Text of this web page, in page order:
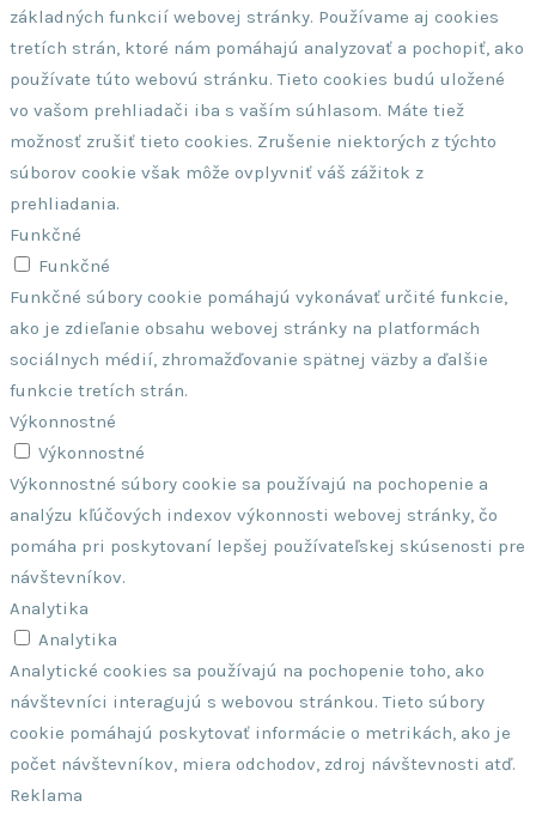
základných funkcií webovej stránky. Používame aj cookies
tretích strán, ktoré nám pomáhajú analyzovať a pochopiť, ako
používate túto webovú stránku. Tieto cookies budú uložené
vo vašom prehliadači iba s vaším súhlasom. Máte tiež
možnosť zrušiť tieto cookies. Zrušenie niektorých z týchto
súborov cookie však môže ovplyvniť váš zážitok z
prehliadania.
Funkčné
Funkčné
Funkčné súbory cookie pomáhajú vykonávať určité funkcie,
ako je zdieľanie obsahu webovej stránky na platformách
sociálnych médií, zhromažďovanie spätnej väzby a ďalšie
funkcie tretích strán.
Výkonnostné
Výkonnostné
Výkonnostné súbory cookie sa používajú na pochopenie a
analýzu kľúčových indexov výkonnosti webovej stránky, čo
pomáha pri poskytovaní lepšej používateľskej skúsenosti pre
návštevníkov.
Analytika
Analytika
Analytické cookies sa používajú na pochopenie toho, ako
návštevníci interagujú s webovou stránkou. Tieto súbory
cookie pomáhajú poskytovať informácie o metrikách, ako je
počet návštevníkov, miera odchodov, zdroj návštevnosti atď.
Reklama